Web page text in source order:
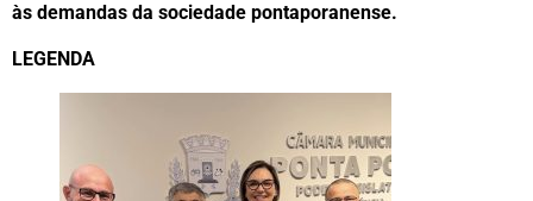
às demandas da sociedade pontaporanense.
LEGENDA